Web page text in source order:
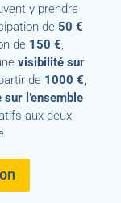
organisée à
y prendre
de50 €
de150 €,
visibilité sur
de1000 €
l’ensemble
aux deux